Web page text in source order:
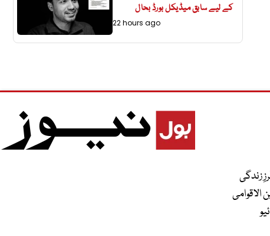
کے لیے سابق میڈیکل بورڈ بحال
22 hours ago
زندگی
الاقوامی